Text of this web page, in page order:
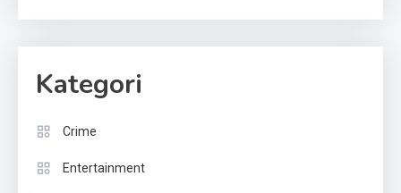
Kategori
Crime
Entertainment